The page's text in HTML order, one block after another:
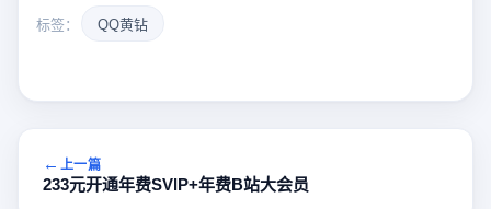
标签： QQ黄钻
上一篇
233元开通年费SVIP+年费B站大会员